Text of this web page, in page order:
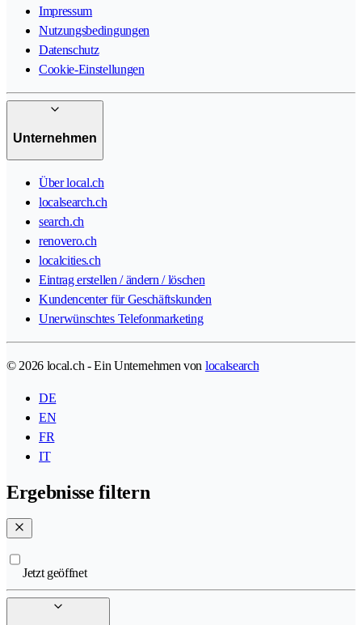
Impressum
Nutzungsbedingungen
Datenschutz
Cookie-Einstellungen
Unternehmen
Über local.ch
localsearch.ch
search.ch
renovero.ch
localcities.ch
Eintrag erstellen / ändern / löschen
Kundencenter für Geschäftskunden
Unerwünschtes Telefonmarketing
© 2026 local.ch - Ein Unternehmen von localsearch
DE
EN
FR
IT
Ergebnisse filtern
Jetzt geöffnet